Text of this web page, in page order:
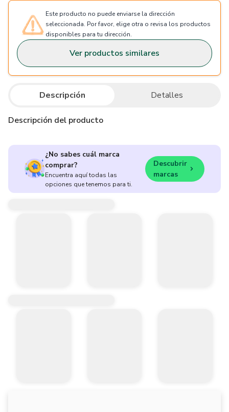
Este producto no puede enviarse la dirección
seleccionada. Por favor, elige otra o revisa los productos
disponibles para tu dirección.
Ver productos similares
Descripción Detalles
Descripción del producto
¿No sabes cuál marca
comprar?
Encuentra aquí todas las
opciones que tenemos para ti.
Descubrir
marcas